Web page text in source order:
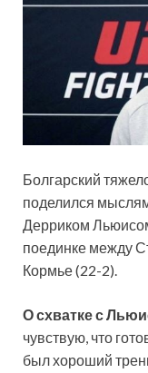
Болгарский
поделился
Дерриком
поединке между
Кормье (22-2).
О схватке с
чувствую, что
был хороший